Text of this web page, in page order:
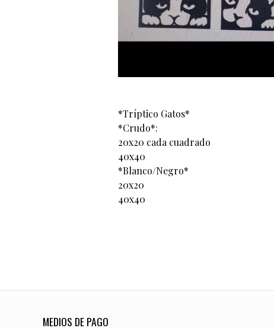
*Tríptico Gatos*
*Crudo*:
20x20 cada cuadrado
40x40
*Blanco/Negro*
20x20
40x40
MEDIOS DE PAGO